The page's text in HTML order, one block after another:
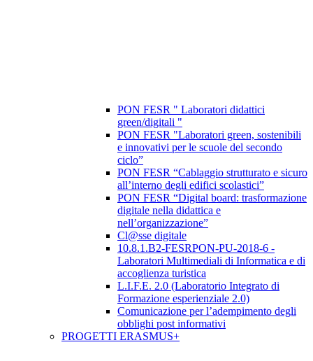
PON FESR " Laboratori didattici
green/digitali "
PON FESR "Laboratori green, sostenibili
e innovativi per le scuole del secondo
ciclo”
PON FESR “Cablaggio strutturato e sicuro
all’interno degli edifici scolastici”
PON FESR “Digital board: trasformazione
digitale nella didattica e
nell’organizzazione”
Cl@sse digitale
10.8.1.B2-FESRPON-PU-2018-6 -
Laboratori Multimediali di Informatica e di
accoglienza turistica
L.I.F.E. 2.0 (Laboratorio Integrato di
Formazione esperienziale 2.0)
Comunicazione per l’adempimento degli
obblighi post informativi
PROGETTI ERASMUS+